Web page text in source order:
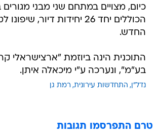
הכוללים יחד 26 יחידות דיור,
החדש.
התוכנית הינה ביוזמת "ארצישראלי
בע"מ", ונערכה ע"י מיכאלה איתן.
נדל"ן התחדשות עירונית רמת גן
טרם התפרסמו תגובות